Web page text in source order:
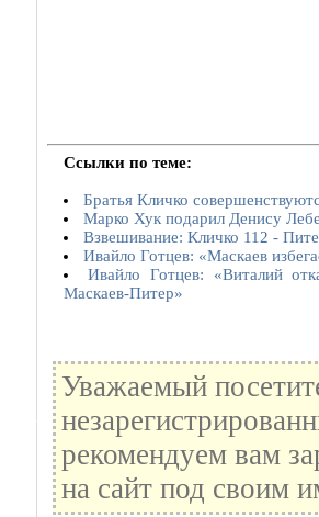
Ссылки по теме:
Братья Кличко
Марко Хук подарил Денису
Взвешивание: Кличко 112 -
Ивайло Готцев: «Маскаев
Ивайло Готцев: «Виталий
Маскаев-Питер»
Уважаемый
рекомендуем вам
на сайт под своим